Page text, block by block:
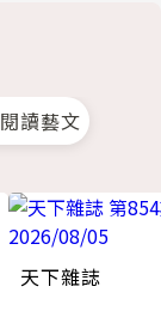
閱讀藝文
天下雜誌